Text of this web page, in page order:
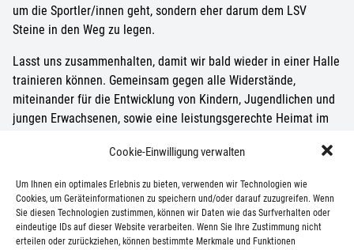
Cookie-Einwilligung verwalten
Um Ihnen ein optimales Erlebnis zu bieten, verwenden wir Technologien wie
Cookies, um Geräteinformationen zu speichern und/oder darauf zuzugreifen. Wenn
Sie diesen Technologien zustimmen, können wir Daten wie das Surfverhalten oder
eindeutige IDs auf dieser Website verarbeiten. Wenn Sie Ihre Zustimmung nicht
erteilen oder zurückziehen, können bestimmte Merkmale und Funktionen
um die Sportler/innen geht, sondern eher darum dem LSV
Steine in den Weg zu legen.
Lasst uns zusammenhalten, damit wir bald wieder in einer Halle
trainieren können. Gemeinsam gegen alle Widerstände,
miteinander für die Entwicklung von Kindern, Jugendlichen und
jungen Erwachsenen, sowie eine leistungsgerechte Heimat im
Mit sportlichen Grüßen
Das Präsidium des Lichtenrader SV e. V.